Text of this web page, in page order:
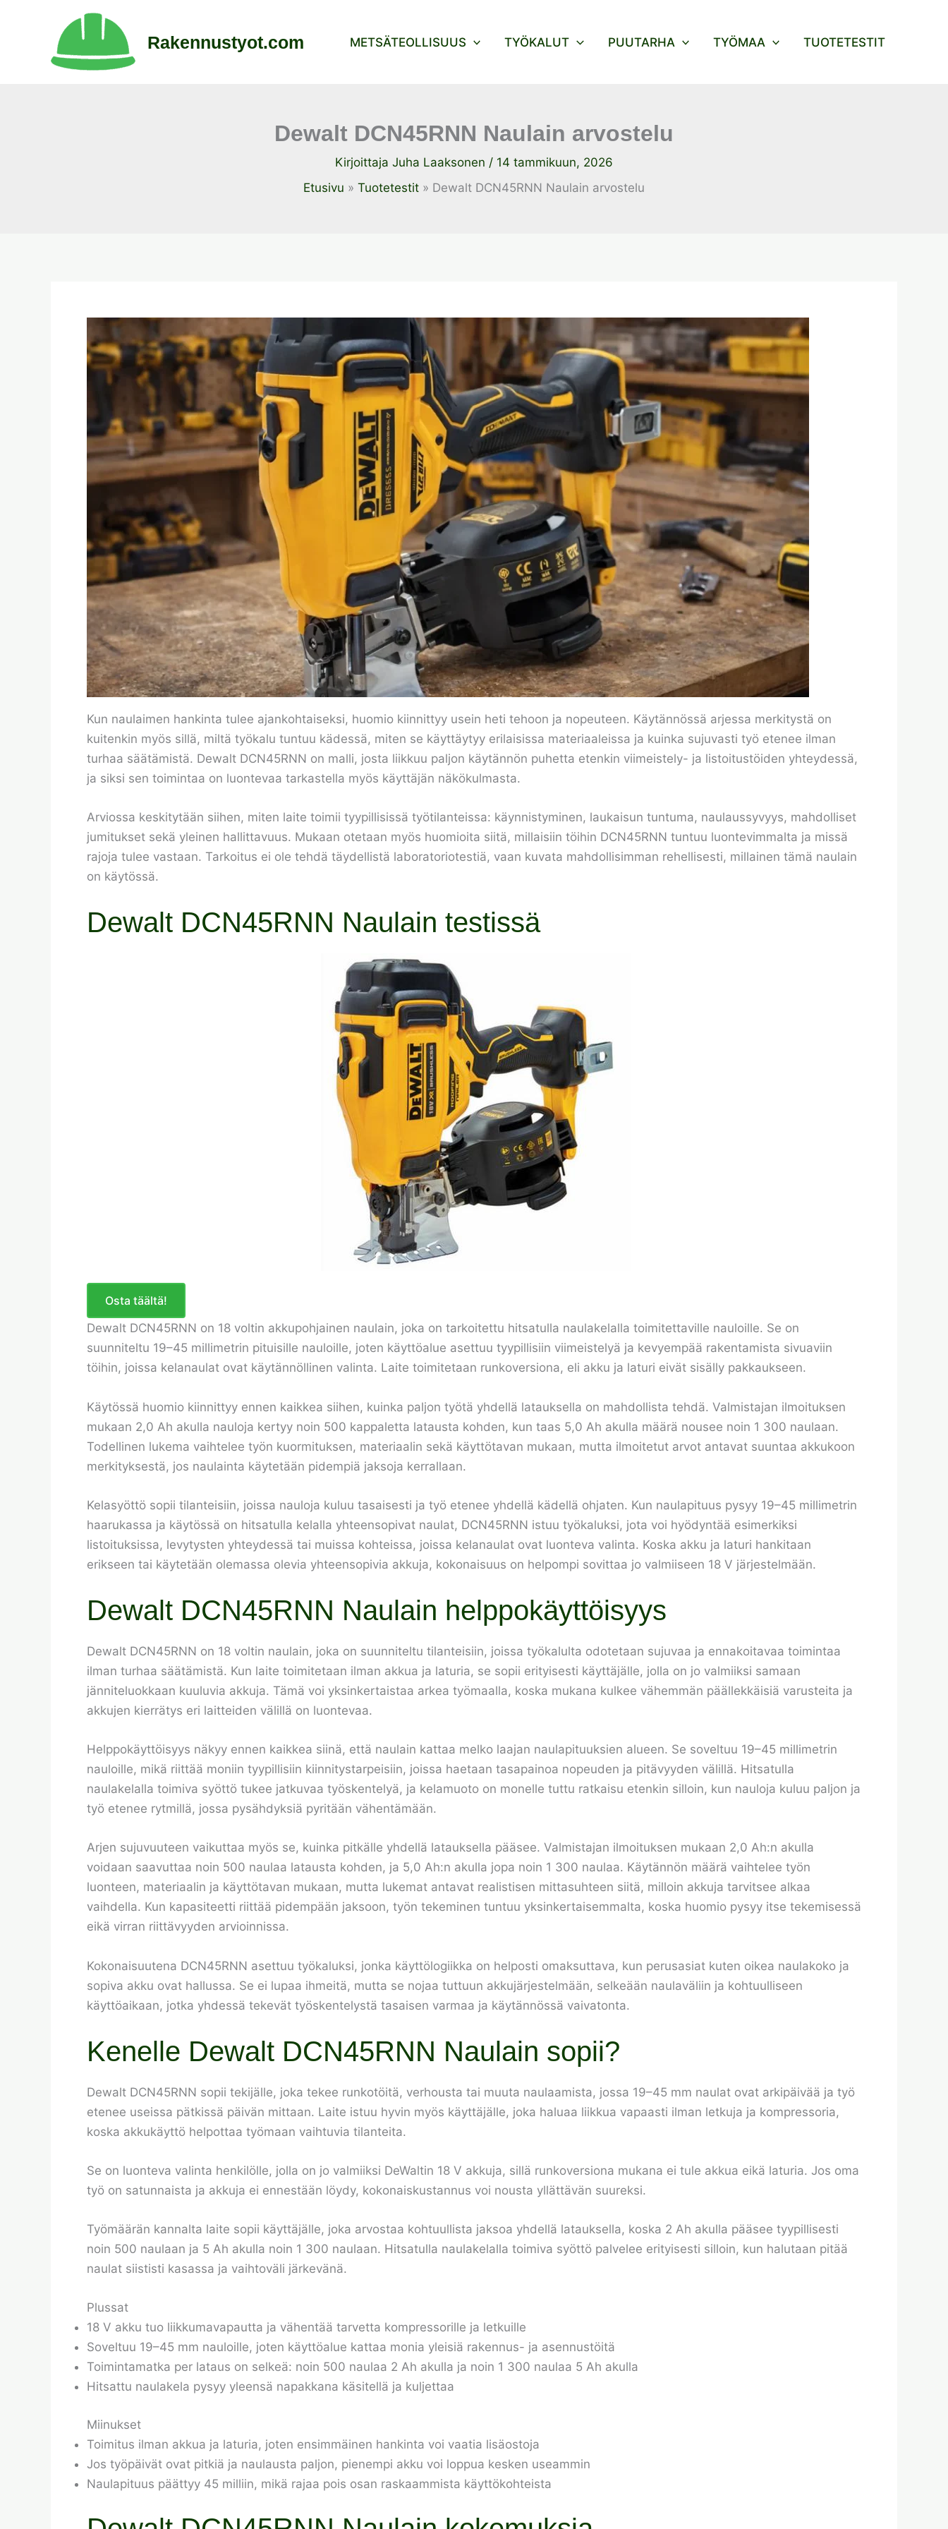
Rakennustyot.com METSÄTEOLLISUUS TYÖKALUT PUUTARHA TYÖMAA TUOTETESTIT
Dewalt DCN45RNN Naulain arvostelu
Kirjoittaja Juha Laaksonen / 14 tammikuun, 2026
Etusivu
Tuotetestit Dewalt DCN45RNN Naulain arvostelu
Kun naulaimen hankinta tulee ajankohtaiseksi, huomio kiinnittyy usein heti tehoon ja nopeuteen. Käytännössä arjessa merkitystä on
kuitenkin myös sillä, miltä työkalu tuntuu kädessä, miten se käyttäytyy erilaisissa materiaaleissa ja kuinka sujuvasti työ etenee ilman
turhaa säätämistä. Dewalt DCN45RNN on malli, josta liikkuu paljon käytännön puhetta etenkin viimeistely- ja listoitustöiden yhteydessä,
ja siksi sen toimintaa on luontevaa tarkastella myös käyttäjän näkökulmasta.
Arviossa keskitytään siihen, miten laite toimii tyypillisissä työtilanteissa: käynnistyminen, laukaisun tuntuma, naulaussyvyys, mahdolliset
jumitukset sekä yleinen hallittavuus. Mukaan otetaan myös huomioita siitä, millaisiin töihin DCN45RNN tuntuu luontevimmalta ja missä
rajoja tulee vastaan. Tarkoitus ei ole tehdä täydellistä laboratoriotestiä, vaan kuvata mahdollisimman rehellisesti, millainen tämä naulain
on käytössä.
Dewalt DCN45RNN Naulain testissä
Osta täältä!
Dewalt DCN45RNN on 18 voltin akkupohjainen naulain, joka on tarkoitettu hitsatulla naulakelalla toimitettaville nauloille. Se on
suunniteltu 19–45 millimetrin pituisille nauloille, joten käyttöalue asettuu tyypillisiin viimeistelyä ja kevyempää rakentamista sivuaviin
töihin, joissa kelanaulat ovat käytännöllinen valinta. Laite toimitetaan runkoversiona, eli akku ja laturi eivät sisälly pakkaukseen.
Käytössä huomio kiinnittyy ennen kaikkea siihen, kuinka paljon työtä yhdellä latauksella on mahdollista tehdä. Valmistajan ilmoituksen
mukaan 2,0 Ah akulla nauloja kertyy noin 500 kappaletta latausta kohden, kun taas 5,0 Ah akulla määrä nousee noin 1 300 naulaan.
Todellinen lukema vaihtelee työn kuormituksen, materiaalin sekä käyttötavan mukaan, mutta ilmoitetut arvot antavat suuntaa akkukoon
merkityksestä, jos naulainta käytetään pidempiä jaksoja kerrallaan.
Kelasyöttö sopii tilanteisiin, joissa nauloja kuluu tasaisesti ja työ etenee yhdellä kädellä ohjaten. Kun naulapituus pysyy 19–45 millimetrin
haarukassa ja käytössä on hitsatulla kelalla yhteensopivat naulat, DCN45RNN istuu työkaluksi, jota voi hyödyntää esimerkiksi
listoituksissa, levytysten yhteydessä tai muissa kohteissa, joissa kelanaulat ovat luonteva valinta. Koska akku ja laturi hankitaan
erikseen tai käytetään olemassa olevia yhteensopivia akkuja, kokonaisuus on helpompi sovittaa jo valmiiseen 18 V järjestelmään.
Dewalt DCN45RNN Naulain helppokäyttöisyys
Dewalt DCN45RNN on 18 voltin naulain, joka on suunniteltu tilanteisiin, joissa työkalulta odotetaan sujuvaa ja ennakoitavaa toimintaa
ilman turhaa säätämistä. Kun laite toimitetaan ilman akkua ja laturia, se sopii erityisesti käyttäjälle, jolla on jo valmiiksi samaan
jänniteluokkaan kuuluvia akkuja. Tämä voi yksinkertaistaa arkea työmaalla, koska mukana kulkee vähemmän päällekkäisiä varusteita ja
akkujen kierrätys eri laitteiden välillä on luontevaa.
Helppokäyttöisyys näkyy ennen kaikkea siinä, että naulain kattaa melko laajan naulapituuksien alueen. Se soveltuu 19–45 millimetrin
nauloille, mikä riittää moniin tyypillisiin kiinnitystarpeisiin, joissa haetaan tasapainoa nopeuden ja pitävyyden välillä. Hitsatulla
naulakelalla toimiva syöttö tukee jatkuvaa työskentelyä, ja kelamuoto on monelle tuttu ratkaisu etenkin silloin, kun nauloja kuluu paljon ja
työ etenee rytmillä, jossa pysähdyksiä pyritään vähentämään.
Arjen sujuvuuteen vaikuttaa myös se, kuinka pitkälle yhdellä latauksella pääsee. Valmistajan ilmoituksen mukaan 2,0 Ah:n akulla
voidaan saavuttaa noin 500 naulaa latausta kohden, ja 5,0 Ah:n akulla jopa noin 1 300 naulaa. Käytännön määrä vaihtelee työn
luonteen, materiaalin ja käyttötavan mukaan, mutta lukemat antavat realistisen mittasuhteen siitä, milloin akkuja tarvitsee alkaa
vaihdella. Kun kapasiteetti riittää pidempään jaksoon, työn tekeminen tuntuu yksinkertaisemmalta, koska huomio pysyy itse tekemisessä
eikä virran riittävyyden arvioinnissa.
Kokonaisuutena DCN45RNN asettuu työkaluksi, jonka käyttölogiikka on helposti omaksuttava, kun perusasiat kuten oikea naulakoko ja
sopiva akku ovat hallussa. Se ei lupaa ihmeitä, mutta se nojaa tuttuun akkujärjestelmään, selkeään naulaväliin ja kohtuulliseen
käyttöaikaan, jotka yhdessä tekevät työskentelystä tasaisen varmaa ja käytännössä vaivatonta.
Kenelle Dewalt DCN45RNN Naulain sopii?
Dewalt DCN45RNN sopii tekijälle, joka tekee runkotöitä, verhousta tai muuta naulaamista, jossa 19–45 mm naulat ovat arkipäivää ja työ
etenee useissa pätkissä päivän mittaan. Laite istuu hyvin myös käyttäjälle, joka haluaa liikkua vapaasti ilman letkuja ja kompressoria,
koska akkukäyttö helpottaa työmaan vaihtuvia tilanteita.
Se on luonteva valinta henkilölle, jolla on jo valmiiksi DeWaltin 18 V akkuja, sillä runkoversiona mukana ei tule akkua eikä laturia. Jos oma
työ on satunnaista ja akkuja ei ennestään löydy, kokonaiskustannus voi nousta yllättävän suureksi.
Työmäärän kannalta laite sopii käyttäjälle, joka arvostaa kohtuullista jaksoa yhdellä latauksella, koska 2 Ah akulla pääsee tyypillisesti
noin 500 naulaan ja 5 Ah akulla noin 1 300 naulaan. Hitsatulla naulakelalla toimiva syöttö palvelee erityisesti silloin, kun halutaan pitää
naulat siististi kasassa ja vaihtoväli järkevänä.
Plussat
18 V akku tuo liikkumavapautta ja vähentää tarvetta kompressorille ja letkuille
Soveltuu 19–45 mm nauloille, joten käyttöalue kattaa monia yleisiä rakennus- ja asennustöitä
Toimintamatka per lataus on selkeä: noin 500 naulaa 2 Ah akulla ja noin 1 300 naulaa 5 Ah akulla
Hitsattu naulakela pysyy yleensä napakkana käsitellä ja kuljettaa
Miinukset
Toimitus ilman akkua ja laturia, joten ensimmäinen hankinta voi vaatia lisäostoja
Jos työpäivät ovat pitkiä ja naulausta paljon, pienempi akku voi loppua kesken useammin
Naulapituus päättyy 45 milliin, mikä rajaa pois osan raskaammista käyttökohteista